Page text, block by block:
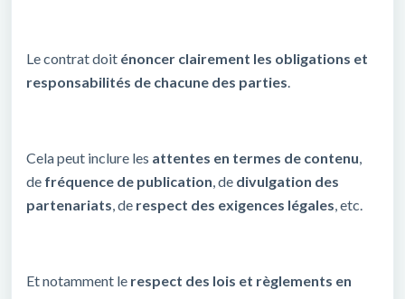
Le contrat doit énoncer clairement les obligations et
responsabilités de chacune des parties.
Cela peut inclure les attentes en termes de contenu,
de fréquence de publication, de divulgation des
partenariats, de respect des exigences légales, etc.
Et notamment le respect des lois et règlements en